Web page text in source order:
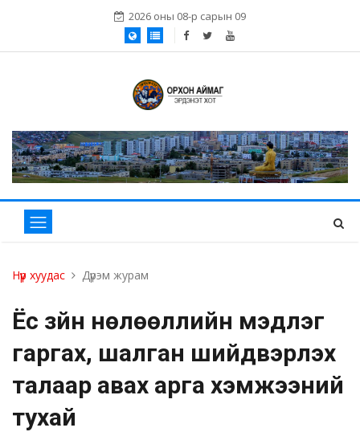
2026 оны 08-р сарын 09
Нүүр хуудас Дүрэм журам
Ёс зүйн нөлөөллийн мэдүүлэг
гаргах, шалган шийдвэрлэх
талаар авах арга хэмжээний
тухай